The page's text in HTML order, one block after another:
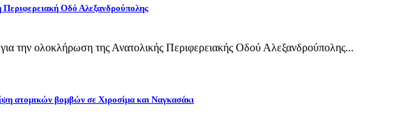
Οδό Αλεξανδρούπολης
την ολοκλήρωση της Ανατολικής Περιφερειακής Οδού Αλεξανδρούπολης...
ατομικών βομβών σε Χιροσίμα και Ναγκασάκι